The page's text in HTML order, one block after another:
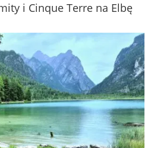
i Cinque Terre na Elbę